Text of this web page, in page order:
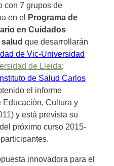
con 7 grupos de
en el
Programa de
en Cuidados
que desarrollarán
de Vic-Universidad
de Lleida;
Instituto de Salud Carlos
el informe
Educación, Cultura y
y está prevista su
próximo curso 2015-
innovadora para el